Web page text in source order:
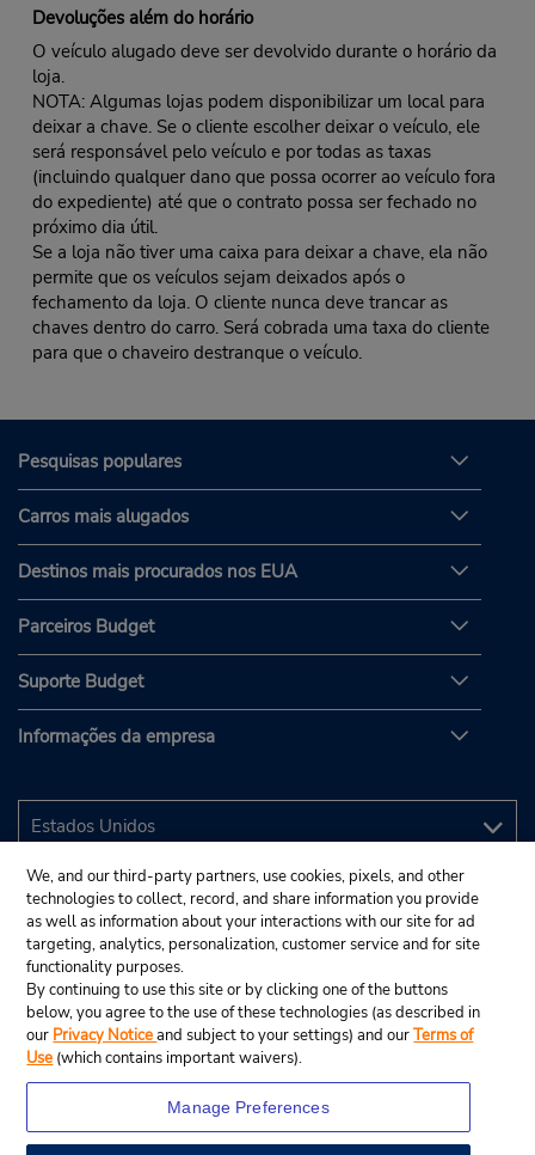
Devoluções além do horário
O veículo alugado deve ser devolvido durante o horário da
loja.
NOTA: Algumas lojas podem disponibilizar um local para
deixar a chave. Se o cliente escolher deixar o veículo, ele
será responsável pelo veículo e por todas as taxas
(incluindo qualquer dano que possa ocorrer ao veículo fora
do expediente) até que o contrato possa ser fechado no
próximo dia útil.
Se a loja não tiver uma caixa para deixar a chave, ela não
permite que os veículos sejam deixados após o
fechamento da loja. O cliente nunca deve trancar as
chaves dentro do carro. Será cobrada uma taxa do cliente
para que o chaveiro destranque o veículo.
Pesquisas populares
Carros mais alugados
Destinos mais procurados nos EUA
Parceiros Budget
Suporte Budget
Informações da empresa
We, and our third-party partners, use cookies, pixels, and other
technologies to collect, record, and share information you provide
as well as information about your interactions with our site for ad
targeting, analytics, personalization, customer service and for site
functionality purposes.
By continuing to use this site or by clicking one of the buttons
below, you agree to the use of these technologies (as described in
our Privacy Noticeand subject to your settings) and ourTerms of
Use (which contains important waivers).
Manage Preferences